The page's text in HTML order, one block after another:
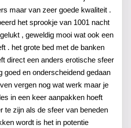
maar van zeer goede kwaliteit .
het sprookje van 1001 nacht
, geweldig mooi wat ook een
. het grote bed met de banken
direct een anders erotische sfeer
goed en onderscheidend gedaan
vergen nog wat werk maar je
in een keer aanpakken hoeft
te zijn als de sfeer van beneden
wordt is het in potentie